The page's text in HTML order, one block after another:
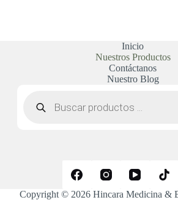
Inicio
Nuestros Productos
Contáctanos
Nuestro Blog
productos
Copyright © 2026 Hincara Medicina &